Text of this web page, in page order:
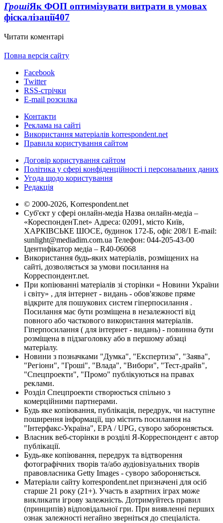
ГрошіЯк ФОП оптимізувати витрати в умовах
фіскалізації407
Читати коментарі
Повна версія сайту
Facebook
Twitter
RSS-стрічки
E-mail розсилка
Контакти
Реклама на сайті
Використання матеріалів korrespondent.net
Правила користування сайтом
Договір користування сайтом
Політика у сфері конфіденційності і персональних даних
Угода щодо користування
Редакція
© 2000-2026, Korrespondent.net
Суб'єкт у сфері онлайн-медіа Назва онлайн-медіа –
«КореспонденТ.net» Адреса: 02091, місто Київ,
ХАРКІВСЬКЕ ШОСЕ, будинок 172-Б, офіс 208/1 E-mail:
sunlight@mediadim.com.ua Телефон: 044-205-43-00
Ідентифікатор медіа – R40-06068
Використання будь-яких матеріалів, розміщених на
сайті, дозволяється за умови посилання на
Корреспондент.net.
При копіюванні матеріалів зі сторінки « Новини України
і світу» , для інтернет - видань - обов'язкове пряме
відкрите для пошукових систем гіперпосилання .
Посилання має бути розміщена в незалежності від
повного або часткового використання матеріалів.
Гіперпосилання ( для інтернет - видань) - повинна бути
розміщена в підзаголовку або в першому абзаці
матеріалу.
Новини з позначками "Думка", "Експертиза", "Заява",
"Регіони", "Гроші", "Влада", "Вибори", "Тест-драйв",
"Спецпроекти", "Промо" публікуються на правах
реклами.
Розділ Спецпроекти створюється спільно з
комерційними партнерами.
Будь яке копіювання, публікація, передрук, чи наступне
поширення інформації, що містить посилання на
"Інтерфакс-Україна", EPA / UPG, суворо забороняється.
Власник веб-сторінки в розділі Я-Корреспондент є автор
публікації.
Будь-яке копіювання, передрук та відтворення
фотографічних творів та/або аудіовізуальних творів
правовласника Getty Images - суворо забороняється.
Матеріали сайту korrespondent.net призначені для осіб
старше 21 року (21+). Участь в азартних іграх може
викликати ігрову залежність. Дотримуйтесь правил
(принципів) відповідальної гри. При виявленні перших
ознак залежності негайно зверніться до спеціаліста.